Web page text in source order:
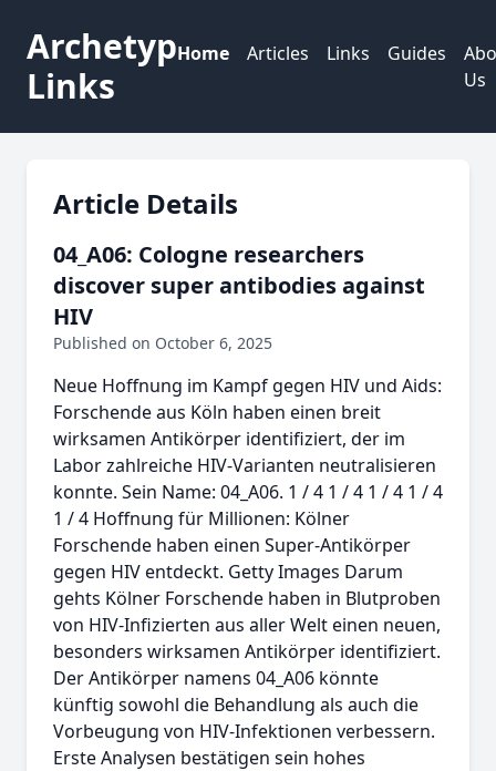
Archetyp
Links
Home Articles Links Guides
Us
Article Details
04_A06: Cologne researchers
discover super antibodies against
HIV
Published on October 6, 2025
Neue Hoffnung im Kampf gegen HIV und Aids:
Forschende aus Köln haben einen breit
wirksamen Antikörper identifiziert, der im
Labor zahlreiche HIV-Varianten neutralisieren
konnte. Sein Name: 04_A06. 1 / 4 1 / 4 1 / 4 1 / 4
1 / 4 Hoffnung für Millionen: Kölner
Forschende haben einen Super-Antikörper
gegen HIV entdeckt. Getty Images Darum
gehts Kölner Forschende haben in Blutproben
von HIV-Infizierten aus aller Welt einen neuen,
besonders wirksamen Antikörper identifiziert.
Der Antikörper namens 04_A06 könnte
künftig sowohl die Behandlung als auch die
Vorbeugung von HIV-Infektionen verbessern.
Erste Analysen bestätigen sein hohes